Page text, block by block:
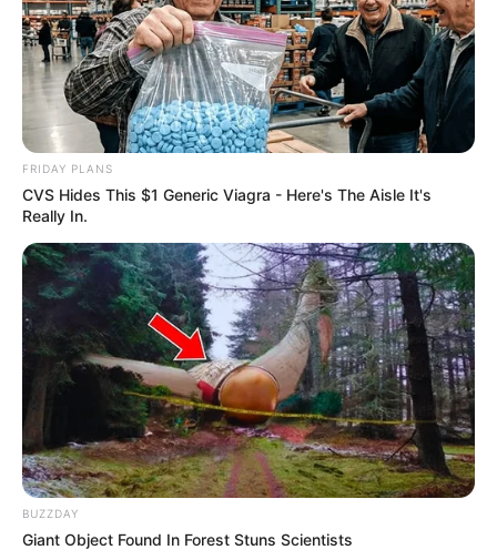
FRIDAY PLANS
CVS Hides This $1 Generic Viagra - Here's The Aisle It's
Really In.
BUZZDAY
Giant Object Found In Forest Stuns Scientists